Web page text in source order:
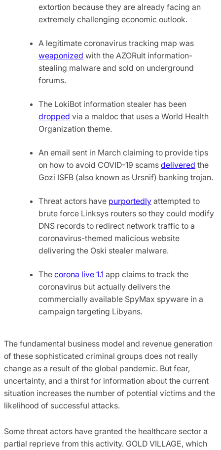
extortion because they are already facing an
extremely challenging economic outlook.
A legitimate coronavirus tracking map was
weaponized with the AZORult information-
stealing malware and sold on underground
forums.
The LokiBot information stealer has been
dropped via a maldoc that uses a World Health
Organization theme.
An email sent in March claiming to provide tips
on how to avoid COVID-19 scams delivered the
Gozi ISFB (also known as Ursnif) banking trojan.
Threat actors have purportedly attempted to
brute force Linksys routers so they could modify
DNS records to redirect network traffic to a
coronavirus-themed malicious website
delivering the Oski stealer malware.
The corona live 1.1 app claims to track the
coronavirus but actually delivers the
commercially available SpyMax spyware in a
campaign targeting Libyans.
The fundamental business model and revenue generation
of these sophisticated criminal groups does not really
change as a result of the global pandemic. But fear,
uncertainty, and a thirst for information about the current
situation increases the number of potential victims and the
likelihood of successful attacks.
Some threat actors have granted the healthcare sector a
partial reprieve from this activity. GOLD VILLAGE, which